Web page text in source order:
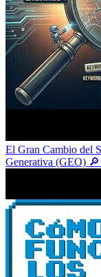
El Gran Cambio del
Generativa (GEO)